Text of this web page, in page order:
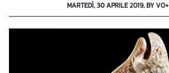
MARTEDÌ, 30 APRILE 2019, BY